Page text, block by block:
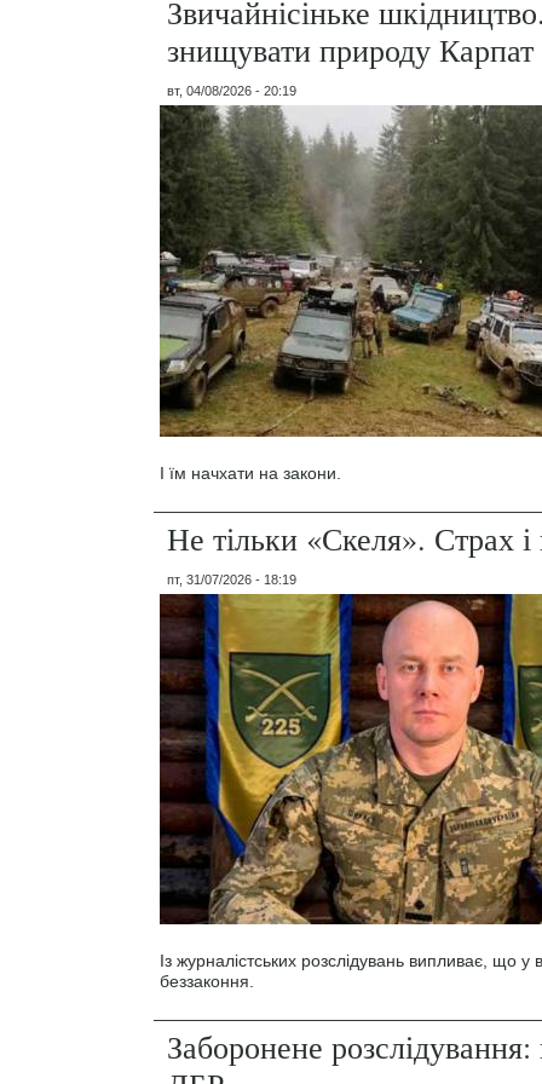
Звичайнісіньке
знищувати природу Карпат
вт, 04/08/2026 - 20:19
І їм начхати на закони.
Не тільки «Скеля».
пт, 31/07/2026 - 18:19
Із журналістських розслідувань випливає, що
беззаконня.
Заборонене